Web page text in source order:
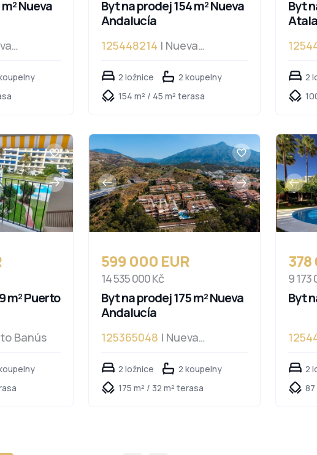
Nueva
Byt na prodej 154 m² Nueva
Andalucía
125448214 | Nueva
2 ložnice
2 koupelny
154 m² / 45 m² terasa
Byt
2
m² Puerto
Banús
599 000 EUR
14 535 000 Kč
Byt na prodej 175 m² Nueva
Andalucía
125365048 | Nueva
2 ložnice
2 koupelny
175 m² / 32 m² terasa
378
9 173
Byt
2
87